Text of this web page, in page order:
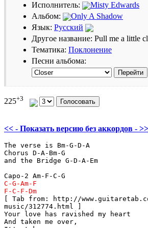
Исполнитель:
Misty Edwards
Альбом:
Only A Shadow
Язык: Русский
Другое название: Pull me a little
Тематика: Поклонение
Песни альбома:
225+3
<< - Показать версию без аккордов - >>
The verse is Bm-G-D-A
Chorus D-A-Bm-G
and the Bridge G-D-A-Em
[ Tab from: http://
music/312774.html ]
Your love has ravished my heart
And taken me over,